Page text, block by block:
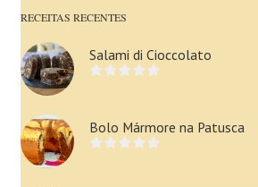
RECEITAS RECENTES
Salami di Cioccolato
Bolo Mármore na Patusca